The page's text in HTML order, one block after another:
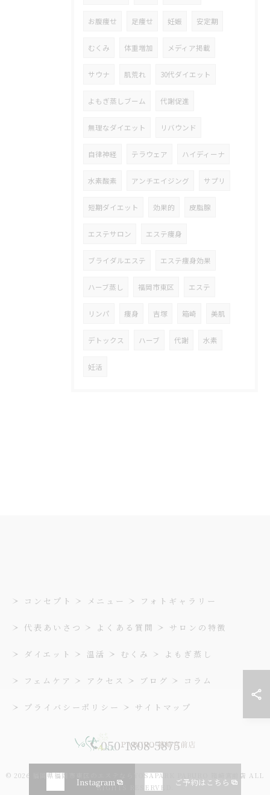
お腹痩せ 足痩せ 妊娠 安定期
むくみ 体重増加 メディア掲載
サウナ 肌荒れ 30代ダイエット
よもぎ蒸しブーム 代謝促進
無理なダイエット リバウンド
自律神経 テラウェア ハイディーナ
水素酸素 アンチエイジング サプリ
短期ダイエット 効果的 皮脂腺
エステサロン エステ痩身
ブライダルエステ エステ痩身効果
ハーブ蒸し 福岡市東区 エステ
リンパ 痩身 吉塚 箱崎 美肌
デトックス ハーブ 代謝 水素
妊活
050-1808-5875
Instagram ご予約はこちら
コンセプト メニュー フォトギャラリー
代表あいさつ よくある質問 サロンの特徴
ダイエット 温活 むくみ よもぎ蒸し
フェムケア アクセス ブログ コラム
プライバシーポリシー サイトマップ
© 2026 福岡県福岡市東区のエステならYOSAPARK PABURO 箱崎宮前店 ALL
RIGHTS RESERVED.